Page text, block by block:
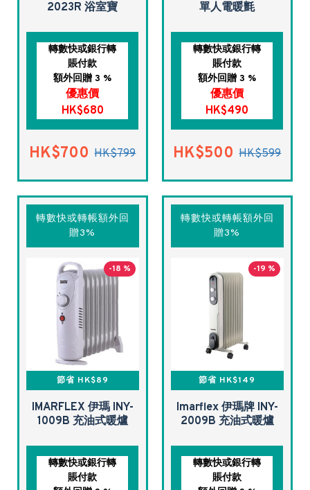
2023R 浴室寶
轉數快或銀行轉
賬付款
額外回贈 3 %
優惠價
HK$680
HK$700 HK$799
單人電暖氈
轉數快或銀行轉
賬付款
額外回贈 3 %
優惠價
HK$490
HK$500 HK$599
轉數快或轉帳額外回
贈3%
-18 %
節省 HK$89
IMARFLEX 伊瑪 INY-
1009B 充油式暖爐
轉數快或銀行轉
賬付款
轉數快或轉帳額外回
贈3%
-19 %
節省 HK$149
Imarflex 伊瑪牌 INY-
2009B 充油式暖爐
轉數快或銀行轉
賬付款